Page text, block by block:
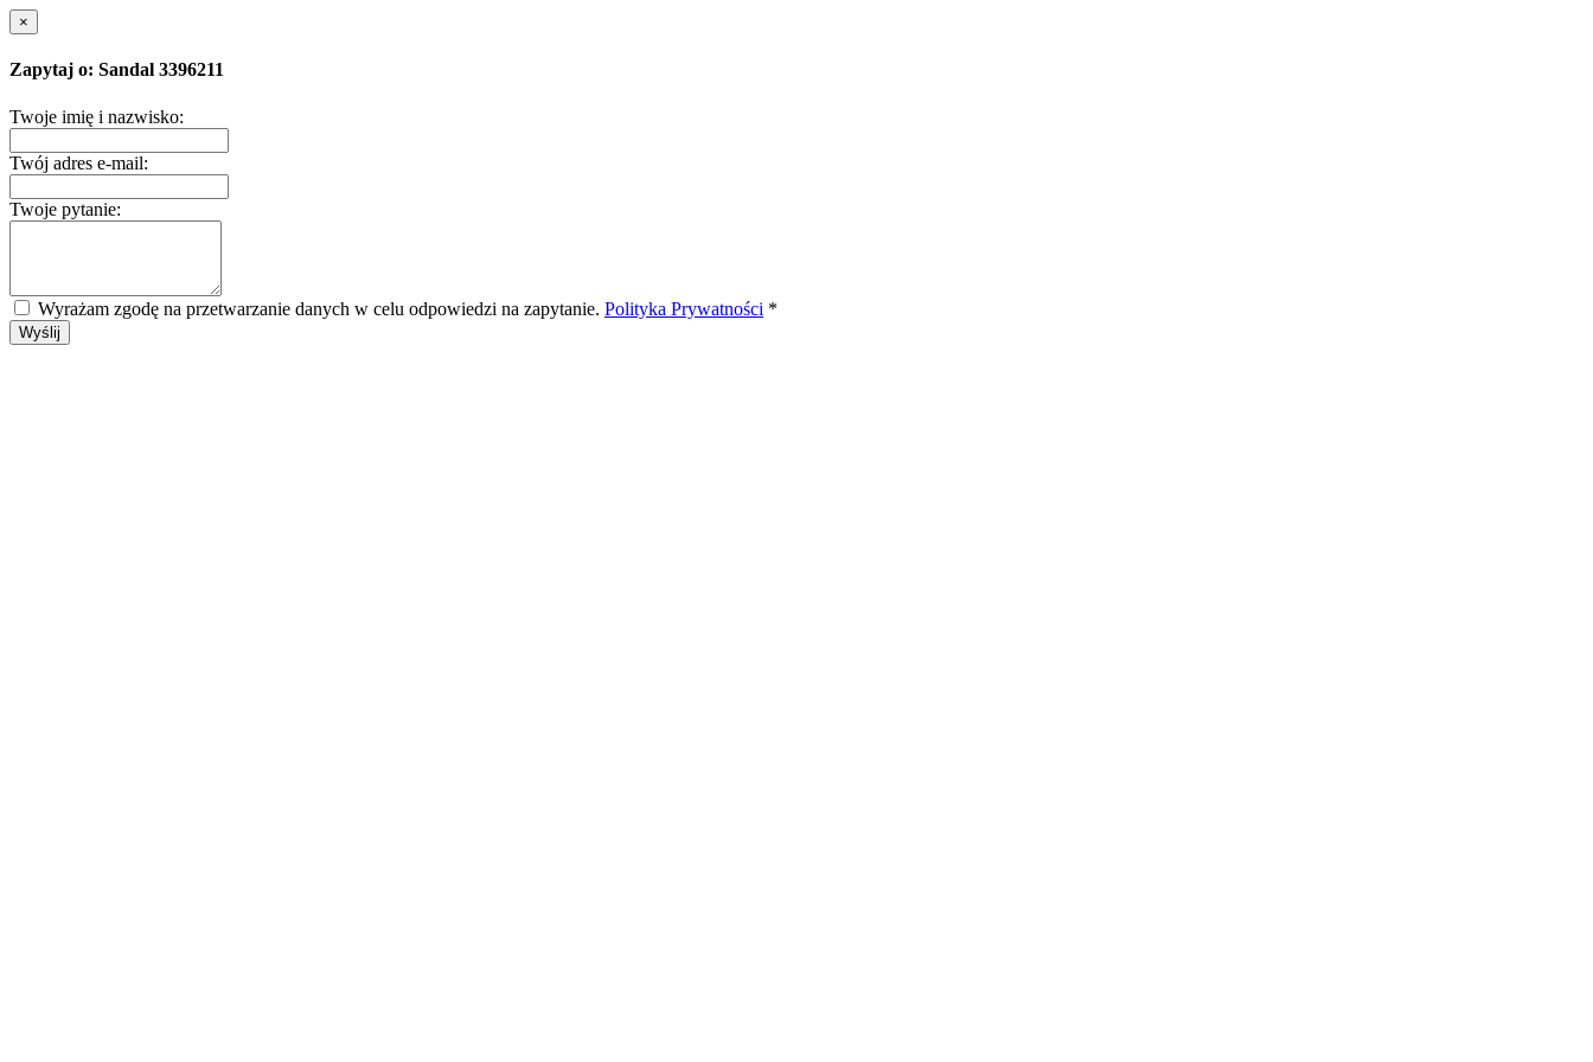
×
Zapytaj o: Sandal 3396211
Twoje imię i nazwisko:
Twój adres e-mail:
Twoje pytanie:
Wyrażam zgodę na przetwarzanie danych w celu odpowiedzi na zapytanie. Polityka Prywatności *
Wyślij